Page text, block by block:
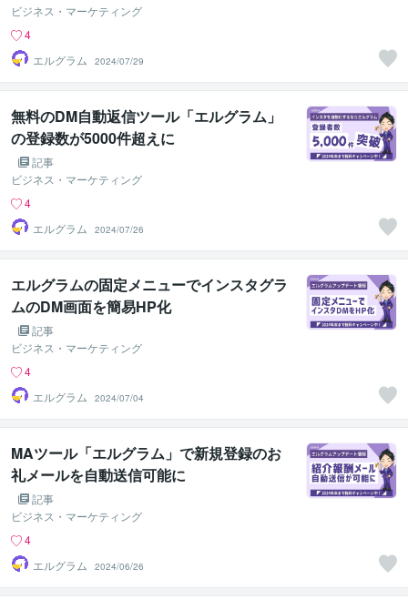
ビジネス・マーケティング
4
エルグラム
2024/07/29
無料のDM自動返信ツール「エルグラム」
の登録数が5000件超えに
記事
ビジネス・マーケティング
4
エルグラム
2024/07/26
エルグラムの固定メニューでインスタグラ
ムのDM画面を簡易HP化
記事
ビジネス・マーケティング
4
エルグラム
2024/07/04
MAツール「エルグラム」で新規登録のお
礼メールを自動送信可能に
記事
ビジネス・マーケティング
4
エルグラム
2024/06/26